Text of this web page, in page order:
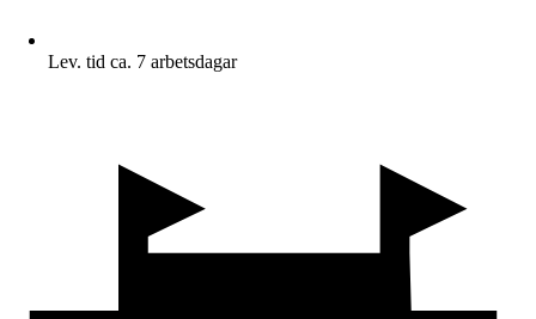
Lev. tid ca. 7 arbetsdagar